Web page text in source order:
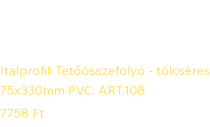
Italprofili Tetőösszefolyó - tölcséres
75x330mm PVC; ART.108
Ár
7758 Ft